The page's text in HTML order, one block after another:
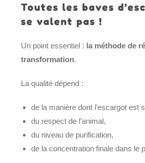
Toutes les baves
se valent pas !
Un point essentiel : la méthode de
transformation.
La qualité dépend :
de la manière dont l’escargot est
du respect de l’animal,
du niveau de purification,
de la concentration finale dans le